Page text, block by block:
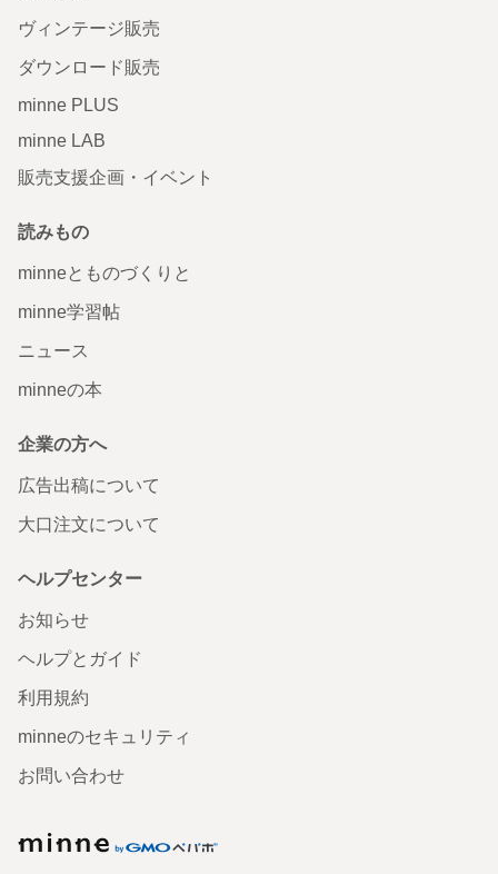
ヴィンテージ販売
ダウンロード販売
minne PLUS
minne LAB
販売支援企画・イベント
読みもの
minneとものづくりと
minne学習帖
ニュース
minneの本
企業の方へ
広告出稿について
大口注文について
ヘルプセンター
お知らせ
ヘルプとガイド
利用規約
minneのセキュリティ
お問い合わせ